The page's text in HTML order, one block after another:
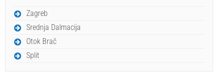
Zagreb
Srednja Dalmacija
Otok Brač
Split